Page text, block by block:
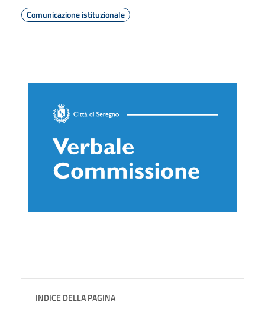
Comunicazione istituzionale
INDICE DELLA PAGINA